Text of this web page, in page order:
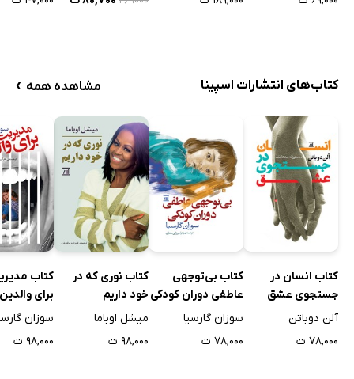
کتاب‌های انتشارات اسپینا مشاهده همه ›
کتاب انسان در
جستجوی عشق
آلن دوباتن
۷۸,۰۰۰ ت
کتاب بی‌توجهی
عاطفی دوران کودکی
سوزان گارسیا
۷۸,۰۰۰ ت
کتاب نوری که در
خود داریم
میشل اوباما
۹۸,۰۰۰ ت
کتاب
برای والدین
سوزان
۹۸,۰۰۰ ت